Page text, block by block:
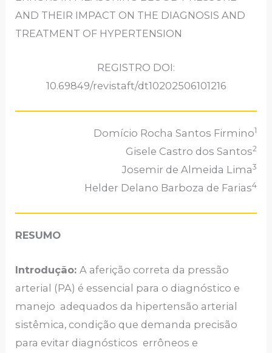
AND THEIR IMPACT ON THE DIAGNOSIS AND
TREATMENT OF HYPERTENSION
REGISTRO DOI:
10.69849/revistaft/dt10202506101216
Domício Rocha Santos Firmino1
Gisele Castro dos Santos2
Josemir de Almeida Lima3
Helder Delano Barboza de Farias4
RESUMO
Introdução:A aferição correta da pressão
arterial (PA) é essencial para o diagnóstico e
manejo adequados da hipertensão arterial
sistêmica, condição que demanda precisão
para evitar diagnósticos errôneos e